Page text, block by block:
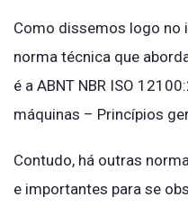
Como dissemos logo no
norma técnica que
é a ABNT NBR ISO
máquinas – Princípios
Contudo, há outras
e importantes para se